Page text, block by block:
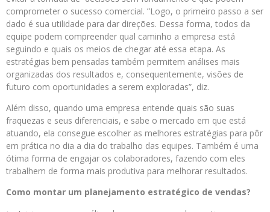
comprometer o sucesso comercial. ”Logo, o primeiro passo a ser
dado é sua utilidade para dar direções. Dessa forma, todos da
equipe podem compreender qual caminho a empresa está
seguindo e quais os meios de chegar até essa etapa. As
estratégias bem pensadas também permitem análises mais
organizadas dos resultados e, consequentemente, visões de
futuro com oportunidades a serem exploradas”, diz.
Além disso, quando uma empresa entende quais são suas
fraquezas e seus diferenciais, e sabe o mercado em que está
atuando, ela consegue escolher as melhores estratégias para pôr
em prática no dia a dia do trabalho das equipes. Também é uma
ótima forma de engajar os colaboradores, fazendo com eles
trabalhem de forma mais produtiva para melhorar resultados.
Como montar um planejamento estratégico de vendas?